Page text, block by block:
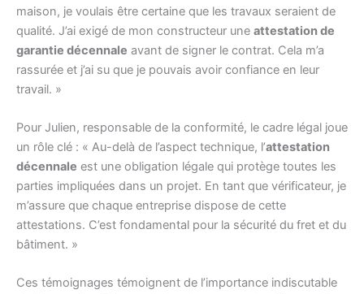
maison, je voulais être certaine que les travaux seraient de
qualité. J’ai exigé de mon constructeur une attestation de
garantie décennale avant de signer le contrat. Cela m’a
rassurée et j’ai su que je pouvais avoir confiance en leur
travail. »
Pour Julien, responsable de la conformité, le cadre légal joue
un rôle clé : « Au-delà de l’aspect technique, l’attestation
décennale est une obligation légale qui protège toutes les
parties impliquées dans un projet. En tant que vérificateur, je
m’assure que chaque entreprise dispose de cette
attestations. C’est fondamental pour la sécurité du fret et du
bâtiment. »
Ces témoignages témoignent de l’importance indiscutable